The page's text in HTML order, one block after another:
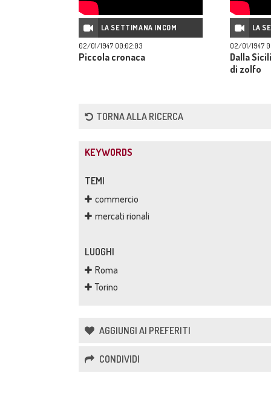
LA SETTIMANA INCOM
02/01/1947 00:02:03
Piccola cronaca
LA
02/01/1947
Dalla
di zolfo
TORNA ALLA RICERCA
KEYWORDS
TEMI
commercio
mercati rionali
LUOGHI
Roma
Torino
AGGIUNGI AI PREFERITI
CONDIVIDI